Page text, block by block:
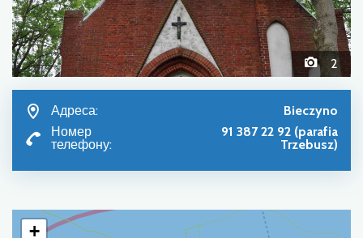
2
Адреса:
Bieczyno
Номер
телефону:
91 387 22 92 (parafia
Trzebusz)
+